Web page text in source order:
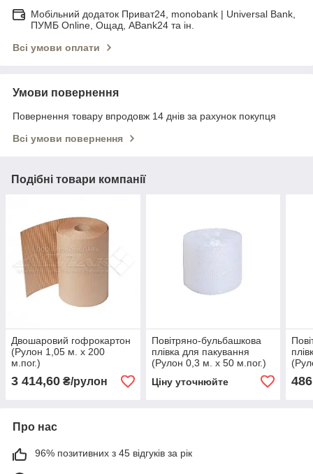
Мобільний додаток Приват24, monobank | Universal Bank,
ПУМБ Online, Ощад, ABank24 та ін.
Всі умови оплати
Умови повернення
Повернення товару впродовж 14 днів за рахунок покупця
Всі умови повернення
Подібні товари компанії
Двошаровий гофрокартон
(Рулон 1,05 м. х 200
м.пог.)
3 414,60 ₴/рулон
Повітряно-бульбашкова
плівка для пакування
(Рулон 0,3 м. х 50 м.пог.)
Ціну уточнюйте
2-й
Про нас
96% позитивних з 45 відгуків за рік